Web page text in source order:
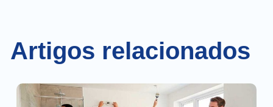
Artigos relacionados